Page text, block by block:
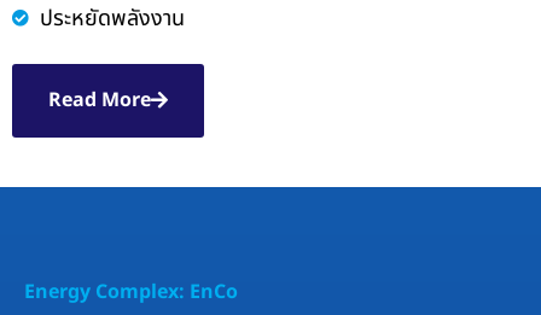
ประหยัดพลังงาน
Read More
Energy Complex: EnCo